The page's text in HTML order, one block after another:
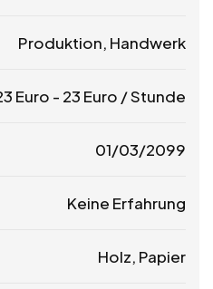
Produktion, Handwerk
Euro - 23 Euro / Stunde
01/03/2099
Keine Erfahrung
Holz, Papier